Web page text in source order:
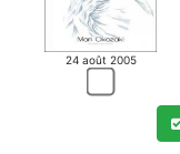
24 août 2005